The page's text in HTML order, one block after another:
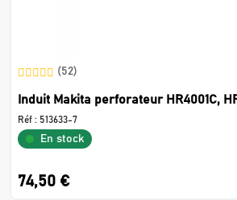
(52)
Induit Makita perforateur HR4001C,
Réf : 513633-7
En stock
74,50 €